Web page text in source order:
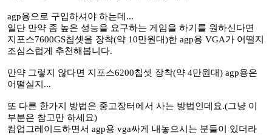
agp용으로 구입하셔야 하는데...
일단 만약 좀 높은 성능을 요구하는 게임을 하기를 원하신다면
지포스7600GS칩셋을 장착(약 10만원대)한 agp용 VGA가 어떨지
조심스럽게 추천해봅니다.
만약 그렇지 않다면 지포스6200칩셋 장착(약 4만원대) agp용은
어떨실지...
또 다른 한가지 방법은 중고장터에서 사는 방법인데요.(그냥 이
부분은 참고만 하세요)
컴업그레이드하면서 agp용 vga싸게 내놓으시는 분들이 있더라